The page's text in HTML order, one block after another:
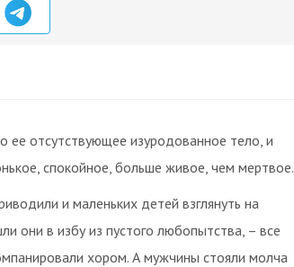
ее отсутствующее изуродованное тело, и
спокойное, больше живое, чем мертвое.
и маленьких детей взглянуть на
они в избу из пустого любопытства, – все
хором. А мужчины стояли молча